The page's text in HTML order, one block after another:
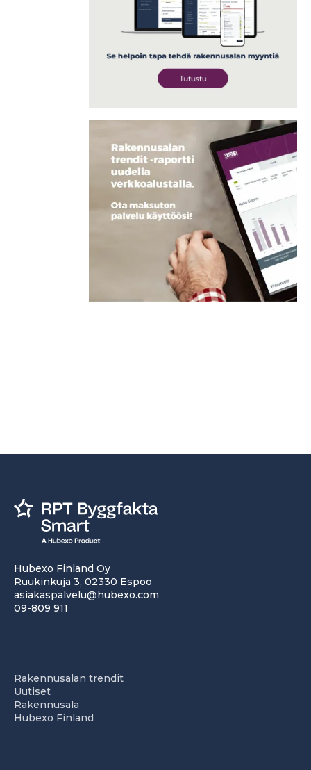
Hubexo Finland Oy
Ruukinkuja 3, 02330 Espoo
asiakaspalvelu@hubexo.com
09-809 911
Rakennusalan trendit
Uutiset
Rakennusala
Hubexo Finland